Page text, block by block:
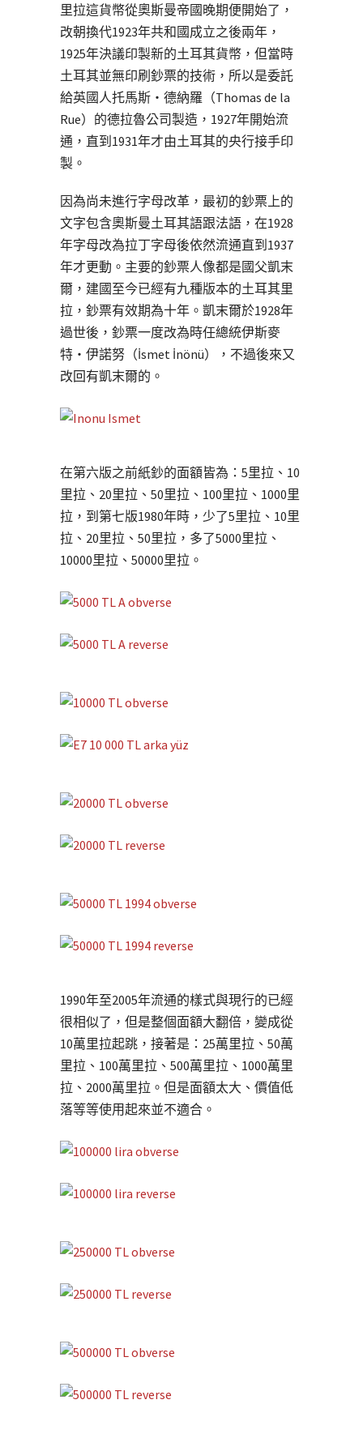
里拉這貨幣從奧斯曼帝國晚期便開始了，
改朝換代1923年共和國成立之後兩年，
1925年決議印製新的土耳其貨幣，但當時
土耳其並無印刷鈔票的技術，所以是委託
給英國人托馬斯・德納羅（Thomas de la
Rue）的德拉魯公司製造，1927年開始流
通，直到1931年才由土耳其的央行接手印
製。
因為尚未進行字母改革，最初的鈔票上的
文字包含奧斯曼土耳其語跟法語，在1928
年字母改為拉丁字母後依然流通直到1937
年才更動。主要的鈔票人像都是國父凱末
爾，建國至今已經有九種版本的土耳其里
拉，鈔票有效期為十年。凱末爾於1928年
過世後，鈔票一度改為時任總統伊斯麥
特・伊諾努（İsmet İnönü），不過後來又
改回有凱末爾的。
在第六版之前紙鈔的面額皆為：5里拉、10
里拉、20里拉、50里拉、100里拉、1000里
拉，到第七版1980年時，少了5里拉、10里
拉、20里拉、50里拉，多了5000里拉、
10000里拉、50000里拉。
1990年至2005年流通的樣式與現行的已經
很相似了，但是整個面額大翻倍，變成從
10萬里拉起跳，接著是：25萬里拉、50萬
里拉、100萬里拉、500萬里拉、1000萬里
拉、2000萬里拉。但是面額太大、價值低
落等等使用起來並不適合。